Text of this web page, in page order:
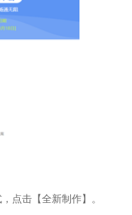
点击【全新制作】。